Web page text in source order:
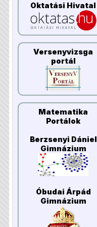
Oktatási Hivatal
Versenyvizsga
portál
Matematika
Portálok
Berzsenyi Dániel
Gimnázium
Óbudai Árpád
Gimnázium